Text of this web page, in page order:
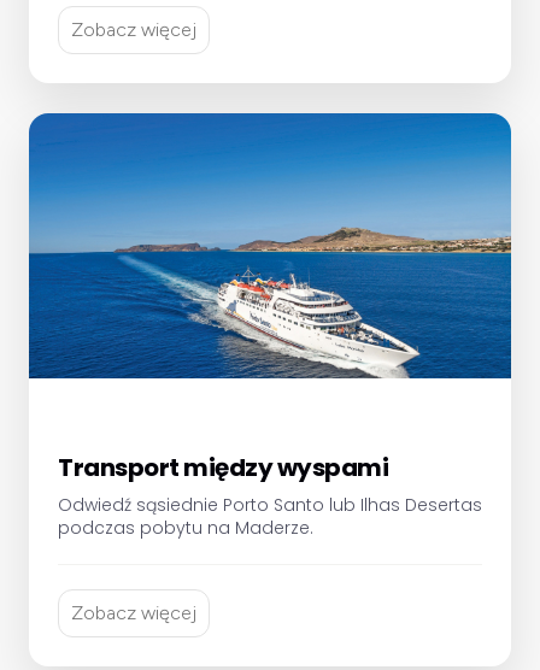
Zobacz więcej
Transport między wyspami
Odwiedź sąsiednie Porto Santo lub Ilhas Desertas
podczas pobytu na Maderze.
Zobacz więcej